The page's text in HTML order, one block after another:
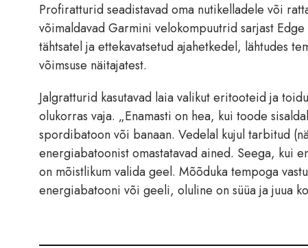
Profiratturid seadistavad oma nutikelladele või
võimaldavad Garmini velokompuutrid sarjast
tähtsatel ja ettekavatsetud ajahetkedel, lähtudes
võimsuse näitajatest.
Jalgratturid kasutavad laia valikut eritooteid ja
olukorras vaja. „Enamasti on hea, kui toode
spordibatoon või banaan. Vedelal kujul tarbitud
energiabatoonist omastatavad ained. Seega, kui
on mõistlikum valida geel. Mõõduka tempoga
energiabatooni või geeli, oluline on süüa ja juua